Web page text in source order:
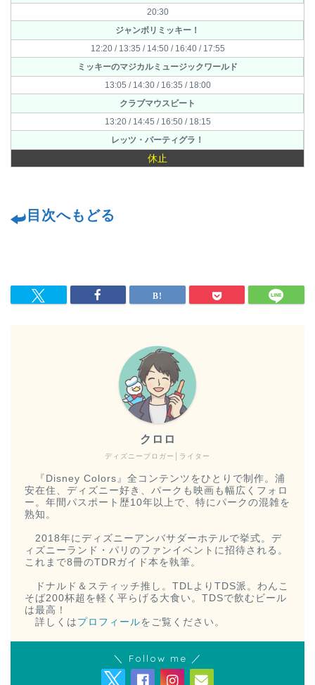
20:30
ジャンボリミッキー！
12:20 / 13:35 / 14:50 / 16:40 / 17:55
ミッキーのマジカルミュージックワールド
13:05 / 14:30 / 16:35 / 18:00
クラブマウスビート
13:20 / 14:45 / 16:50 / 18:15
レッツ・パーティグラ！
休止
目次へもどる
ディズニーブロガー│ライター
クロロ
『Disney Colors』全コンテンツをひとりで制作。浦
安在住、ディズニー好き、パークも映画も幅広くフォロ
ー。年間パスポート歴10年以上で、特にパークの混雑を
熟知。
2018年にディズニーアンバサダーホテルで挙式。デ
ィズニーランド・パリのファンイベントに招待される。
これまで8冊のTDRガイド本を執筆。
ドナルド＆スティッチ推し。TDLよりTDS派。わんこ
そば200杯超を軽く平らげる大食い。TDSで飲むビール
は最高！
詳しくは プロフィールをご覧ください。
＼ Follow me ／